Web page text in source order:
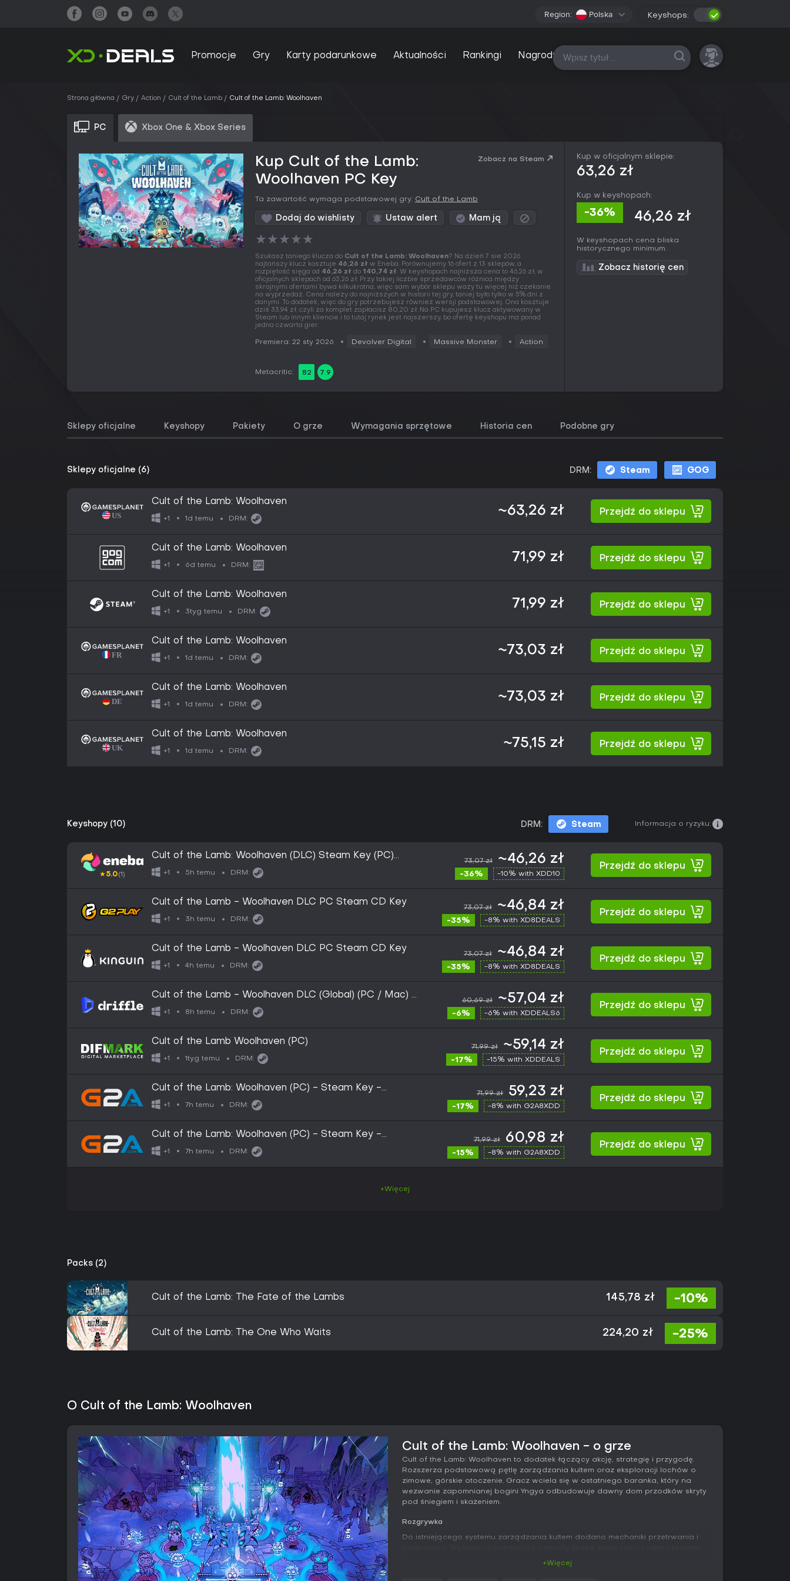
Region: Polska Keyshops:
Promocje Gry Karty podarunkowe Aktualności Rankingi Nagrody Wszystkie platformy
Strona główna Gry Action Cult of the Lamb Cult of the Lamb: Woolhaven
PC Xbox One & Xbox Series
Kup Cult of the Lamb:
Woolhaven PC Key
Zobacz na Steam
Ta zawartość wymaga podstawowej gry: Cult of the Lamb
Dodaj do wishlisty Ustaw alert Mam ją
★★★★★
Szukasz taniego klucza do Cult of the Lamb: Woolhaven? Na dzień 7 sie 2026
najtańszy klucz kosztuje 46,26 zł w Eneba. Porównujemy 16 ofert z 13 sklepów, a
rozpiętość sięga od 46,26 zł do 140,74 zł. W keyshopach najniższa cena to 46,26 zł, w
oficjalnych sklepach od 63,26 zł. Przy takiej liczbie sprzedawców różnica między
skrajnymi ofertami bywa kilkukrotna, więc sam wybór sklepu waży tu więcej niż czekanie
na wyprzedaż. Cena należy do najniższych w historii tej gry, taniej było tylko w 5% dni z
danymi. To dodatek, więc do gry potrzebujesz również wersji podstawowej. Ona kosztuje
dziś 33,94 zł, czyli za komplet zapłacisz 80,20 zł. Na PC kupujesz klucz aktywowany w
Steam lub innym kliencie i to tutaj rynek jest najszerszy, bo ofertę keyshopu ma ponad
jedna czwarta gier.
Premiera: 22 sty 2026 Devolver Digital Massive Monster Action
Metacritic: 82 7.9
Kup w oficjalnym sklepie:
63,26 zł
Kup w keyshopach:
-36% 46,26 zł
W keyshopach cena bliska
historycznego minimum.
Zobacz historię cen
Sklepy oficjalne Keyshopy Pakiety O grze Wymagania sprzętowe Historia cen Podobne gry
Sklepy oficjalne (6) DRM: Steam GOG
Cult of the Lamb: Woolhaven
+1 1d temu DRM:
~63,26 zł Przejdź do sklepu
Cult of the Lamb: Woolhaven
+1 6d temu DRM:
71,99 zł Przejdź do sklepu
Cult of the Lamb: Woolhaven
+1 3tyg temu DRM:
71,99 zł Przejdź do sklepu
Cult of the Lamb: Woolhaven
+1 1d temu DRM:
~73,03 zł Przejdź do sklepu
Cult of the Lamb: Woolhaven
+1 1d temu DRM:
~73,03 zł Przejdź do sklepu
Cult of the Lamb: Woolhaven
+1 1d temu DRM:
~75,15 zł Przejdź do sklepu
Keyshopy (10) DRM: Steam Informacja o ryzyku:
★5.0(1)
Cult of the Lamb: Woolhaven (DLC) Steam Key (PC)
GLOBAL
+1 5h temu DRM:
73,07 zł ~46,26 zł
-36% -10% with XDD10
Przejdź do sklepu
Cult of the Lamb - Woolhaven DLC PC Steam CD Key
+1 3h temu DRM:
73,07 zł ~46,84 zł
-35% -8% with XD8DEALS
Przejdź do sklepu
Cult of the Lamb - Woolhaven DLC PC Steam CD Key
+1 4h temu DRM:
73,07 zł ~46,84 zł
-35% -8% with XD8DEALS
Przejdź do sklepu
Cult of the Lamb - Woolhaven DLC (Global) (PC / Mac) -
Steam - Digital Key
+1 8h temu DRM:
60,69 zł ~57,04 zł
-6% -6% with XDDEALS6
Przejdź do sklepu
Cult of the Lamb Woolhaven (PC)
+1 1tyg temu DRM:
71,99 zł ~59,14 zł
-17% -15% with XDDEALS
Przejdź do sklepu
Cult of the Lamb: Woolhaven (PC) - Steam Key -
GLOBAL
+1 7h temu DRM:
71,99 zł 59,23 zł
-17% -8% with G2A8XDD
Przejdź do sklepu
Cult of the Lamb: Woolhaven (PC) - Steam Key -
EUROPE
+1 7h temu DRM:
71,99 zł 60,98 zł
-15% -8% with G2A8XDD
Przejdź do sklepu
+Więcej
Packs (2)
Cult of the Lamb: The Fate of the Lambs 145,78 zł -10%
Cult of the Lamb: The One Who Waits 224,20 zł -25%
O Cult of the Lamb: Woolhaven
Cult of the Lamb: Woolhaven - o grze
Cult of the Lamb: Woolhaven to dodatek łączący akcję, strategię i przygodę.
Rozszerza podstawową pętlę zarządzania kultem oraz eksploracji lochów o
zimowe, górskie otoczenie. Gracz wciela się w ostatniego baranka, który na
wezwanie zapomnianej bogini Yngya odbudowuje dawny dom przodków skryty
pod śniegiem i skażeniem.
Rozgrywka
Do istniejącego systemu zarządzania kultem dodano mechaniki przetrwania i
żywności. Hodowla zwierząt wprowadza rozmnażanie rzadkich stworzeń, które
+Więcej